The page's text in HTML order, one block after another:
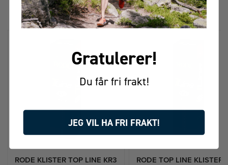
ANDRE KJØPTE DETTE
RODE KLISTER TOP LINE KR3
RODE TOP LINE KLISTER
Gratulerer!
Du får fri frakt!
JEG VIL HA FRI FRAKT!